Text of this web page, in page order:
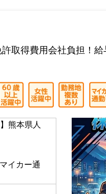
取得費用会社負担！
熊本県人
イカー通